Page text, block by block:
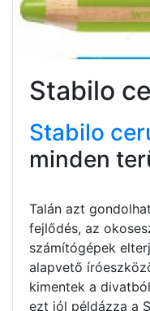
Stabilo
Stabilo
minden
Talán azt
fejlődés, az
számítógépek
alapvető
kimentek a
ezt jól példázza a